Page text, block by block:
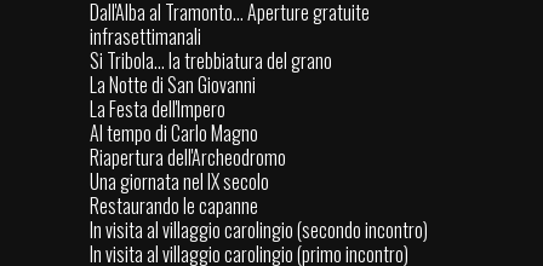
Dall'Alba al Tramonto... Aperture gratuite
infrasettimanali
Si Tribola... la trebbiatura del grano
La Notte di San Giovanni
La Festa dell'Impero
Al tempo di Carlo Magno
Riapertura dell'Archeodromo
Una giornata nel IX secolo
Restaurando le capanne
In visita al villaggio carolingio (secondo incontro)
In visita al villaggio carolingio (primo incontro)